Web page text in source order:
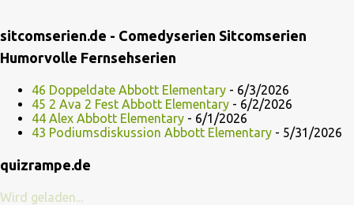
sitcomserien.de - Comedyserien Sitcomserien
Humorvolle Fernsehserien
46 Doppeldate Abbott Elementary - 6/3/2026
45 2 Ava 2 Fest Abbott Elementary - 6/2/2026
44 Alex Abbott Elementary - 6/1/2026
43 Podiumsdiskussion Abbott Elementary - 5/31/2026
quizrampe.de
Wird geladen...